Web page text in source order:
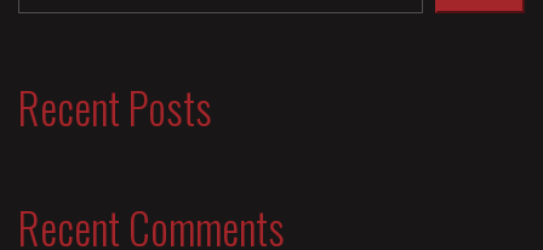
Recent Posts
Recent Comments